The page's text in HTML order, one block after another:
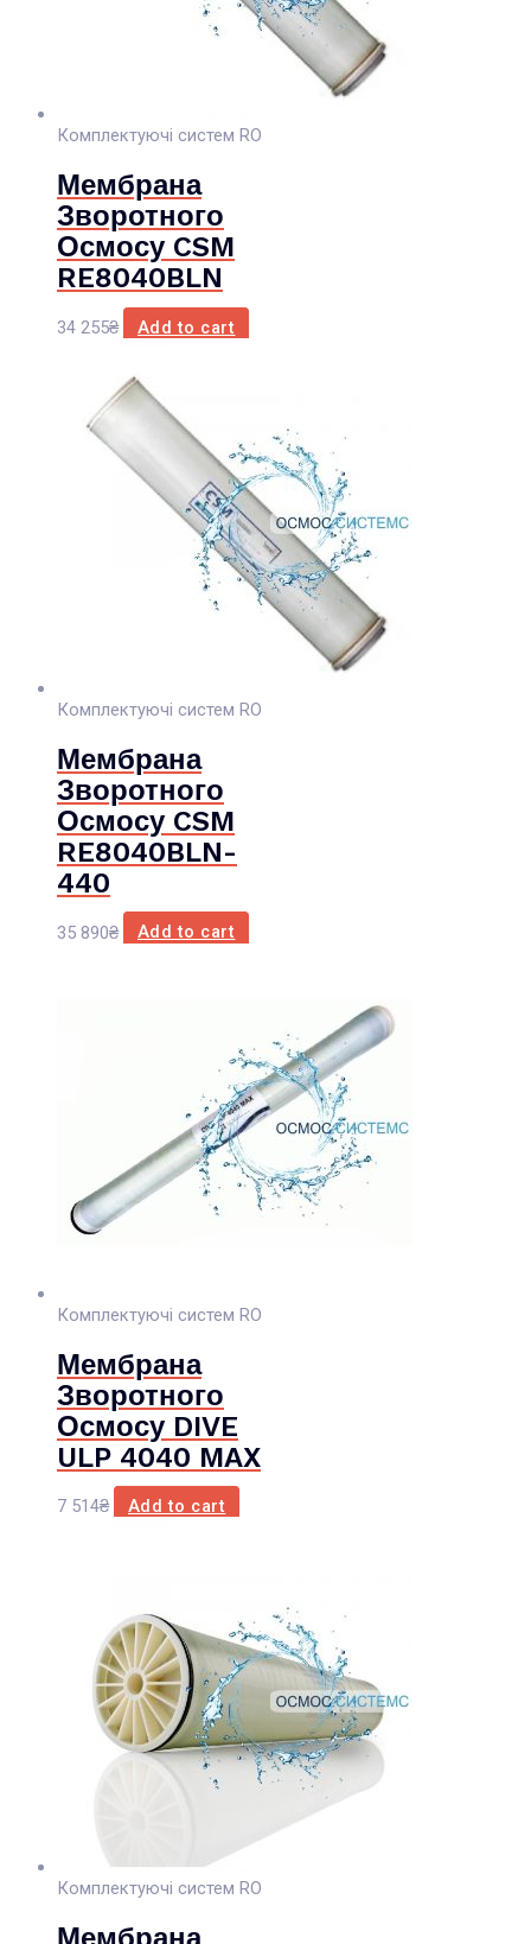
Комплектуючі систем RO
Мембрана
Зворотного
Осмосу CSM
RE8040BLN
34 255₴ Add to cart
Комплектуючі систем RO
Мембрана
Зворотного
Осмосу CSM
RE8040BLN-
440
35 890₴ Add to cart
Комплектуючі систем RO
Мембрана
Зворотного
Осмосу DIVE
ULP 4040 MAX
7 514₴ Add to cart
Комплектуючі систем RO